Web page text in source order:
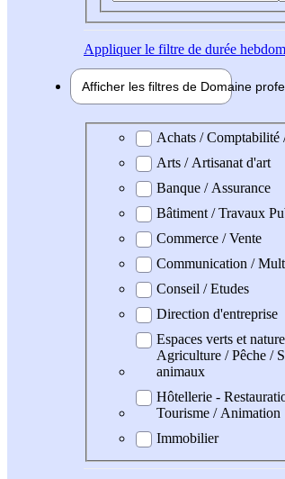
Appliquerle filtre de durée
Afficher les filtres de Domaine pro
Domaine professionel
Achats / Comptabilité
Arts / Artisanat d'art
Banque / Assurance
Bâtiment / Travaux
Commerce / Vente
Communication /
Conseil / Etudes
Direction d'entreprise
Espaces verts et
Agriculture / Pêche /
animaux
Hôtellerie -
Tourisme / Animation
Immobilier